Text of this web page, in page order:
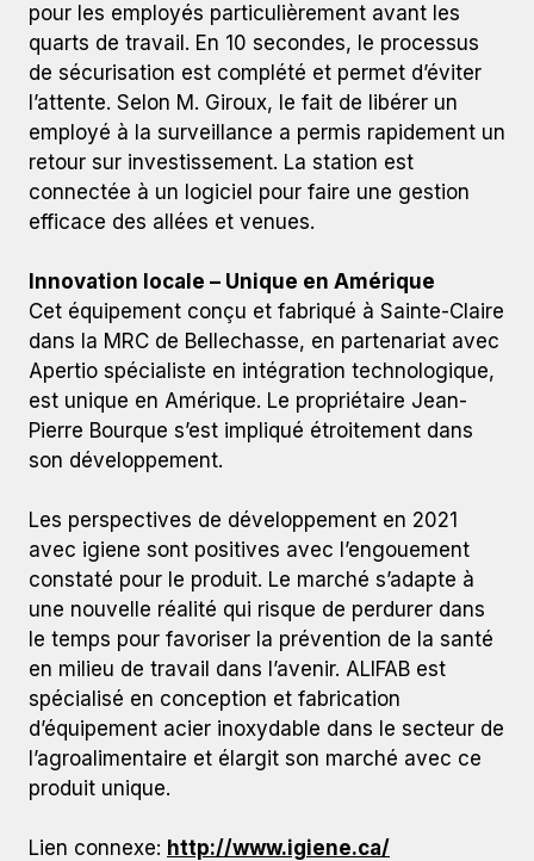
pour les employés particulièrement avant les
quarts de travail. En 10 secondes, le processus
de sécurisation est complété et permet d’éviter
l’attente. Selon M. Giroux, le fait de libérer un
employé à la surveillance a permis rapidement un
retour sur investissement. La station est
connectée à un logiciel pour faire une gestion
efficace des allées et venues.
Innovation locale – Unique en Amérique
Cet équipement conçu et fabriqué à Sainte-Claire
dans la MRC de Bellechasse, en partenariat avec
Apertio spécialiste en intégration technologique,
est unique en Amérique. Le propriétaire Jean-
Pierre Bourque s’est impliqué étroitement dans
son développement.
Les perspectives de développement en 2021
avec igiene sont positives avec l’engouement
constaté pour le produit. Le marché s’adapte à
une nouvelle réalité qui risque de perdurer dans
le temps pour favoriser la prévention de la santé
en milieu de travail dans l’avenir. ALIFAB est
spécialisé en conception et fabrication
d’équipement acier inoxydable dans le secteur de
l’agroalimentaire et élargit son marché avec ce
produit unique.
Lien connexe: http://www.igiene.ca/